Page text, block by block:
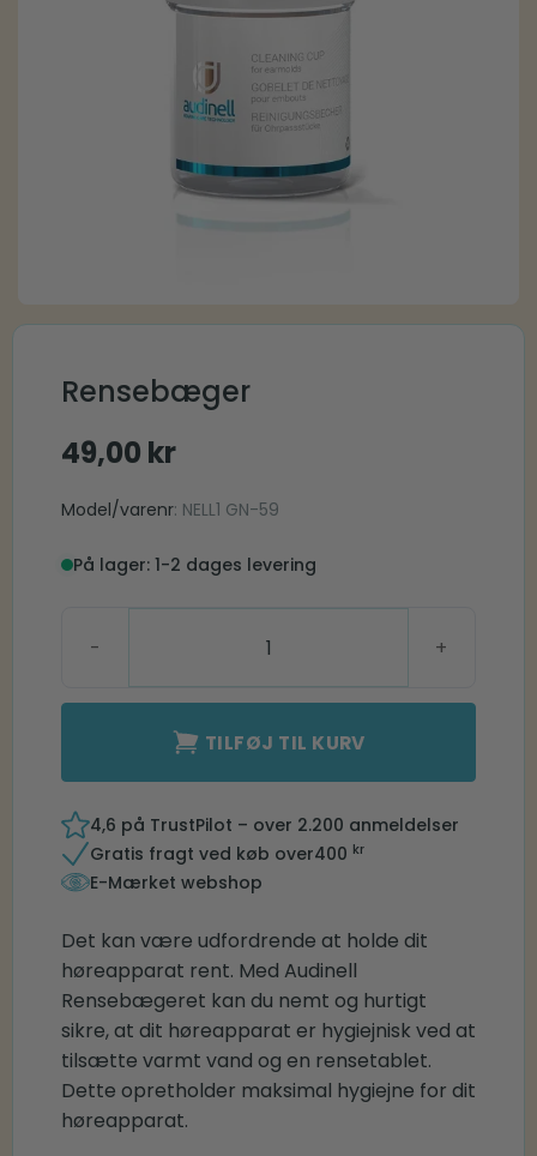
Rensebæger
49,00 kr
Model/varenr: NELL1 GN-59
På lager: 1-2 dages levering
TILFØJ TIL KURV
4,6 på TrustPilot – over 2.200 anmeldelser
Gratis fragt ved køb over400 kr
E-Mærket webshop
Det kan være udfordrende at holde dit
høreapparat rent. Med Audinell
Rensebægeret kan du nemt og hurtigt
sikre, at dit høreapparat er hygiejnisk ved at
tilsætte varmt vand og en rensetablet.
Dette opretholder maksimal hygiejne for dit
høreapparat.